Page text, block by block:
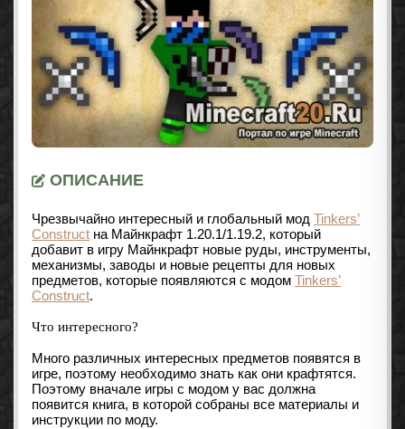
ОПИСАНИЕ
Чрезвычайно интересный и глобальный мод Tinkers’
Construct на Майнкрафт 1.20.1/1.19.2, который
добавит в игру Майнкрафт новые руды, инструменты,
механизмы, заводы и новые рецепты для новых
предметов, которые появляются с модом Tinkers’
Construct.
Что интересного?
Много различных интересных предметов появятся в
игре, поэтому необходимо знать как они крафтятся.
Поэтому вначале игры с модом у вас должна
появится книга, в которой собраны все материалы и
инструкции по моду.